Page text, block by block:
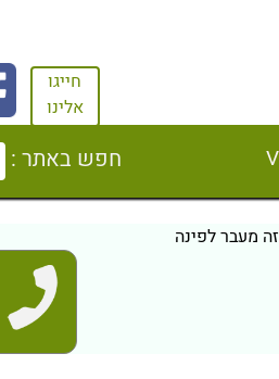
חייגו
אלינו
חפש באתר :
מעבר לפינה